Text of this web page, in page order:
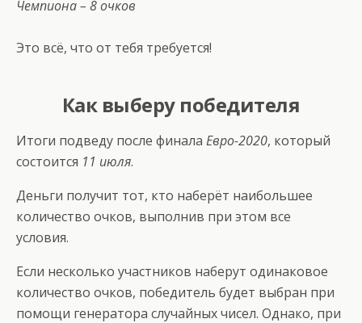
Чемпиона – 8 очков
Это всё, что от тебя требуется!
Как выберу победителя
Итоги подведу после финала Евро-2020, который
состоится 11 июля.
Деньги получит тот, кто наберёт наибольшее
количество очков, выполнив при этом все
условия.
Если несколько участников наберут одинаковое
количество очков, победитель будет выбран при
помощи генератора случайных чисел. Однако, при